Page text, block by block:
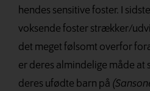
hendes sensitive foster. I
voksende foster strækker/
det meget følsomt overfor
er deres almindelige måde at
deres ufødte barn på